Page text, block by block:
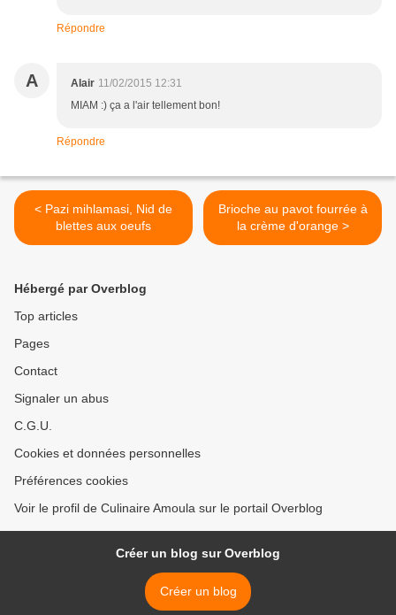
Répondre
A Alair 11/02/2015 12:31
MIAM :) ça a l'air tellement bon!
Répondre
< Pazi mihlamasi, Nid de
blettes aux oeufs
Brioche au pavot fourrée à
la crème d'orange >
Hébergé par Overblog
Top articles
Pages
Contact
Signaler un abus
C.G.U.
Cookies et données personnelles
Préférences cookies
Voir le profil de Culinaire Amoula sur le portail Overblog
Créer un blog sur Overblog
Créer un blog